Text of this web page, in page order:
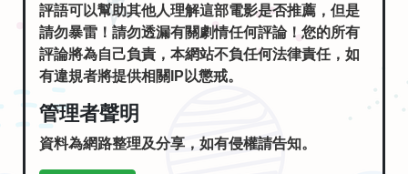
評語可以幫助其他人理解這部電影是否推薦，但是
請勿暴雷！請勿透漏有關劇情任何評論！您的所有
評論將為自己負責，本網站不負任何法律責任，如
有違規者將提供相關IP以懲戒。
管理者聲明
資料為網路整理及分享，如有侵權請告知。